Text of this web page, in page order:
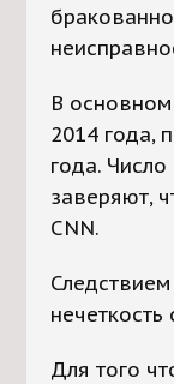
В
2014 года,
года.
заверяют,
CNN.
Для того